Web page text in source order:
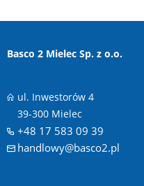
Basco 2 Mielec Sp. z o.o.
ul. Inwestorów 4
39-300 Mielec
+48 17 583 09 39
handlowy@basco2.pl